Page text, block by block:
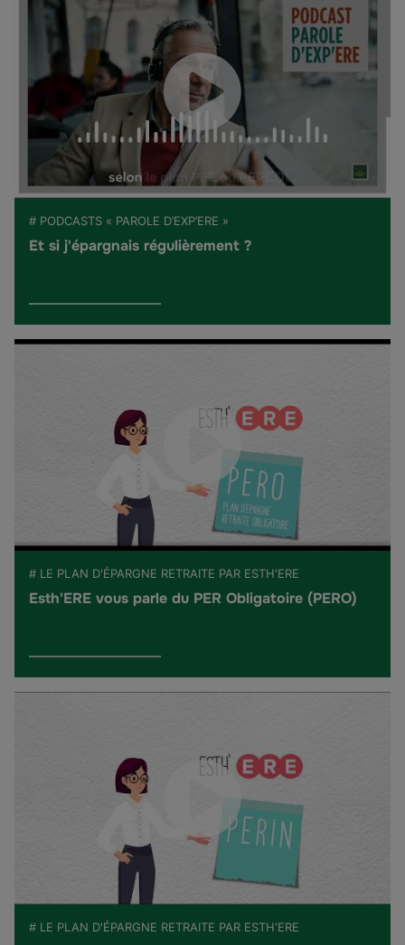
# PODCASTS « PAROLE D’EXP’ERE »
Et si j'épargnais régulièrement ?
# LE PLAN D'ÉPARGNE RETRAITE PAR ESTH'ERE
Esth'ERE vous parle du PER Obligatoire (PERO)
# LE PLAN D'ÉPARGNE RETRAITE PAR ESTH'ERE